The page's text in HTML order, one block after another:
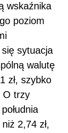
wskaźnika
poziom
się sytuacja
walutę
zł, szybko
O trzy
2,74 zł,